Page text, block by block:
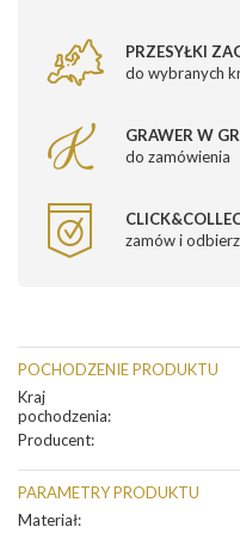
PRZESYŁKI
do wybranych
GRAWER W
do zamówienia
zamów i
POCHODZENIE PRODUKTU
Kraj
pochodzenia:
Producent:
PARAMETRY PRODUKTU
Materiał: